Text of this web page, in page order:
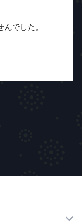
でした。